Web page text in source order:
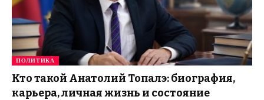
ПОЛИТИКА
Кто такой Анатолий Топалэ: биография,
карьера, личная жизнь и состояние